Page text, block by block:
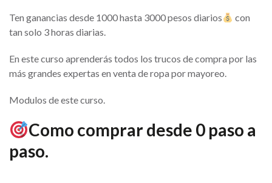
Ten ganancias desde 1000 hasta 3000 pesos diarios
con
tan solo 3 horas diarias.
En este curso aprenderás todos los trucos de compra por las
más grandes expertas en venta de ropa por mayoreo.
Modulos de este curso.
Como comprar desde 0 paso a
paso.